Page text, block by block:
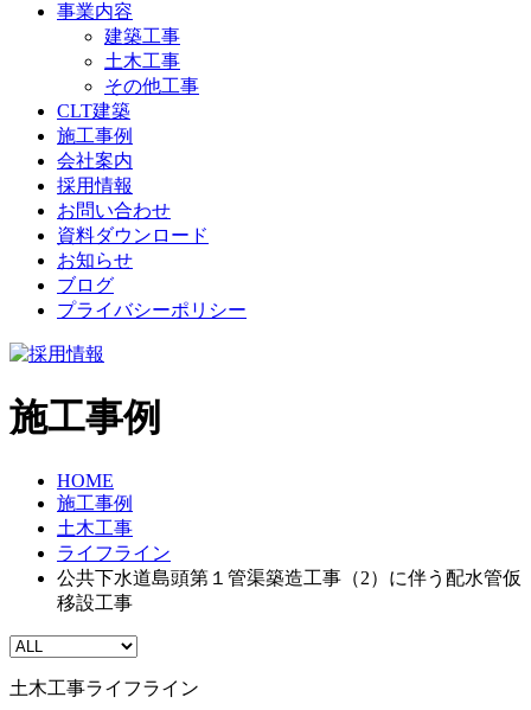
事業内容
建築工事
土木工事
その他工事
CLT建築
施工事例
会社案内
採用情報
お問い合わせ
資料ダウンロード
お知らせ
ブログ
プライバシーポリシー
施工事例
HOME
施工事例
土木工事
ライフライン
公共下水道島頭第１管渠築造工事（2）に伴う配水管仮
移設工事
土木工事ライフライン